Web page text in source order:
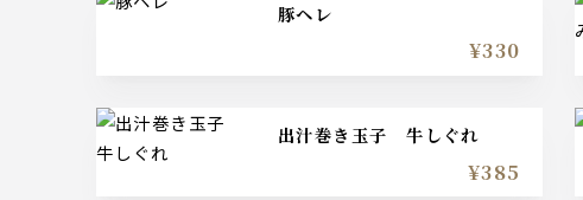
豚ヘレ
¥330
出汁巻き玉子 牛しぐれ
¥385